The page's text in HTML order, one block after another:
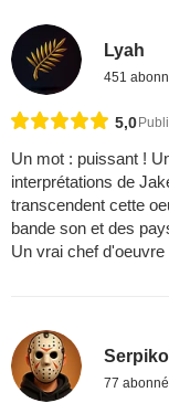
Lyah
451
5,0
Un mot : puissant !
interprétations de
transcendent cette
bande son et des
Un vrai chef d'oeuvre
77